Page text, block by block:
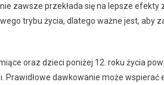
zawsze przekłada się na lepsze efekty
trybu życia, dlatego ważne jest, aby
oraz dzieci poniżej 12. roku życia
dawkowanie może wspierać